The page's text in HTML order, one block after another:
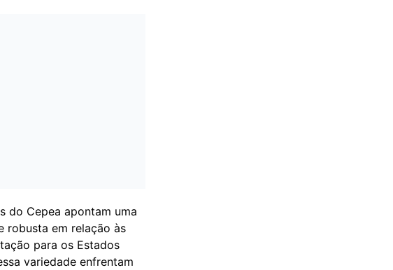
do Cepea apontam uma
robusta em relação às
para os Estados
variedade enfrentam